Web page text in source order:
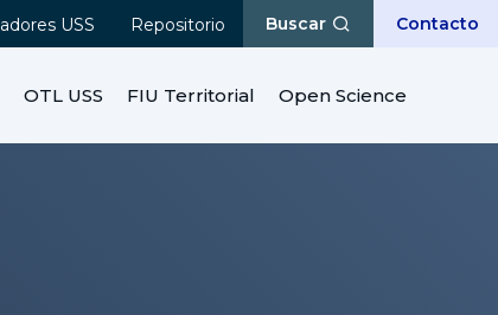
USS Repositorio Buscar Contacto
OTL USS FIU Territorial Open Science